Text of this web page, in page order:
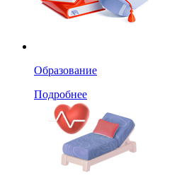
Образование
Подробнее